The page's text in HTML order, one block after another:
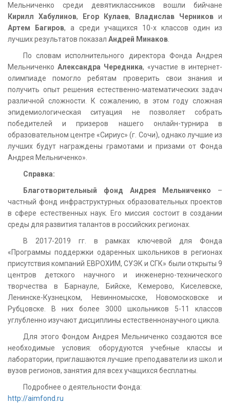
Мельниченко среди девятиклассников вошли бийчане
Кирилл Хабулинов, Егор Кулаев, Владислав Черников и
Артем Багиров, а среди учащихся 10-х классов один из
лучших результатов показал Андрей Минаков
По словам исполнительного директора Фонда Андрея
Мельниченко Александра Чередника, «участие в интернет-
олимпиаде помогло ребятам проверить свои знания и
получить опыт решения естественно-математических задач
различной сложности. К сожалению, в этом году сложная
эпидемиологическая ситуация не позволяет собрать
победителей и призеров нашего онлайн-турнира в
образовательном центре «Сириус» (г. Сочи), однако лучшие из
лучших будут награждены грамотами и призами от Фонда
Андрея Мельниченко».
Справка:
Благотворительный фонд Андрея Мельниченко –
частный фонд инфраструктурных образовательных проектов
в сфере естественных наук. Его миссия состоит в создании
среды для развития талантов в российских регионах.
В 2017-2019 гг. в рамках ключевой для Фонда
«Программы поддержки одаренных школьников в регионах
присутствия компаний ЕВРОХИМ, СУЭК и СГК» были открыты 9
центров детского научного и инженерно-технического
творчества в Барнауле, Бийске, Кемерово, Киселевске,
Ленинске-Кузнецком, Невинномысске, Новомосковске и
Рубцовске. В них более 3000 школьников 5-11 классов
углубленно изучают дисциплины естественнонаучного цикла.
Для этого Фондом Андрея Мельниченко создаются все
необходимые условия: оборудуются учебные классы и
лаборатории, приглашаются лучшие преподаватели из школ и
вузов регионов, занятия для всех учащихся бесплатны.
Подробнее о деятельности Фонда:
http://aimfond.ru